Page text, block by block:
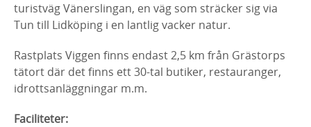
turistväg Vänerslingan, en väg som sträcker sig via
Tun till Lidköping i en lantlig vacker natur.
Rastplats Viggen finns endast 2,5 km från Grästorps
tätort där det finns ett 30-tal butiker, restauranger,
idrottsanläggningar m.m.
Faciliteter: